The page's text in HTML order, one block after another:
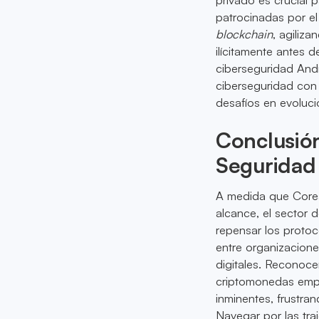
patrocinadas por
blockchain,
ilícitamente antes
ciberseguridad
ciberseguridad
desafíos en
A medida que
alcance, el sector
repensar los
entre
digitales.
criptomonedas
inminentes,
Navegar por las